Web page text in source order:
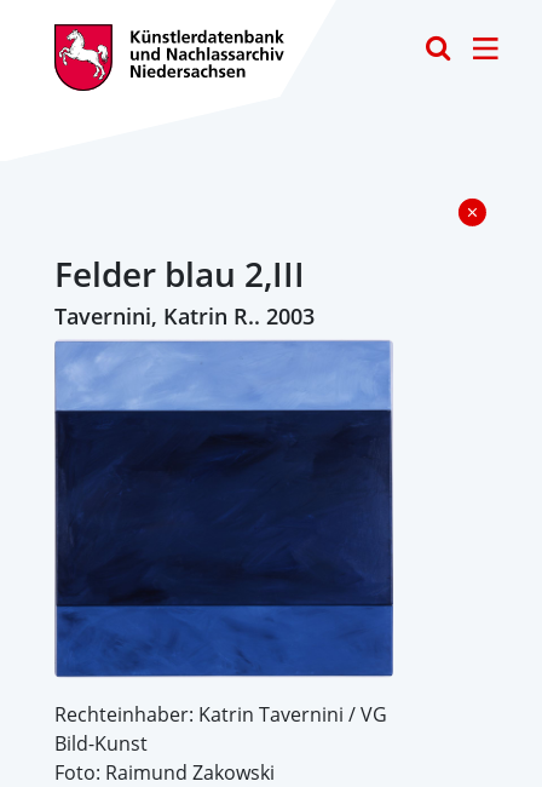
Felder blau 2,III
Tavernini, Katrin R.. 2003
Rechteinhaber: Katrin Tavernini / VG
Bild-Kunst
Foto: Raimund Zakowski